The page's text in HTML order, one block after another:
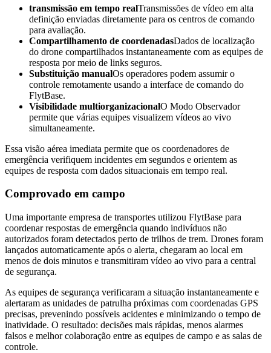
transmissão em tempo realTransmissões de vídeo em alta
definição enviadas diretamente para os centros de comando
para avaliação.
Compartilhamento de coordenadasDados de localização
do drone compartilhados instantaneamente com as equipes de
resposta por meio de links seguros.
Substituição manualOs operadores podem assumir o
controle remotamente usando a interface de comando do
FlytBase.
Visibilidade multiorganizacionalO Modo Observador
permite que várias equipes visualizem vídeos ao vivo
simultaneamente.
Essa visão aérea imediata permite que os coordenadores de
emergência verifiquem incidentes em segundos e orientem as
equipes de resposta com dados situacionais em tempo real.
Comprovado em campo
Uma importante empresa de transportes utilizou FlytBase para
coordenar respostas de emergência quando indivíduos não
autorizados foram detectados perto de trilhos de trem. Drones foram
lançados automaticamente após o alerta, chegaram ao local em
menos de dois minutos e transmitiram vídeo ao vivo para a central
de segurança.
As equipes de segurança verificaram a situação instantaneamente e
alertaram as unidades de patrulha próximas com coordenadas GPS
precisas, prevenindo possíveis acidentes e minimizando o tempo de
inatividade. O resultado: decisões mais rápidas, menos alarmes
falsos e melhor colaboração entre as equipes de campo e as salas de
controle.